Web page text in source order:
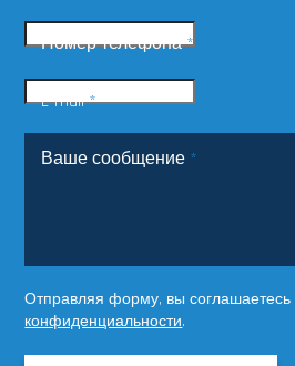
Номер телефона*
E-mail*
Ваше сообщение *
Отправляя форму, вы соглашаетесь
конфиденциальности.